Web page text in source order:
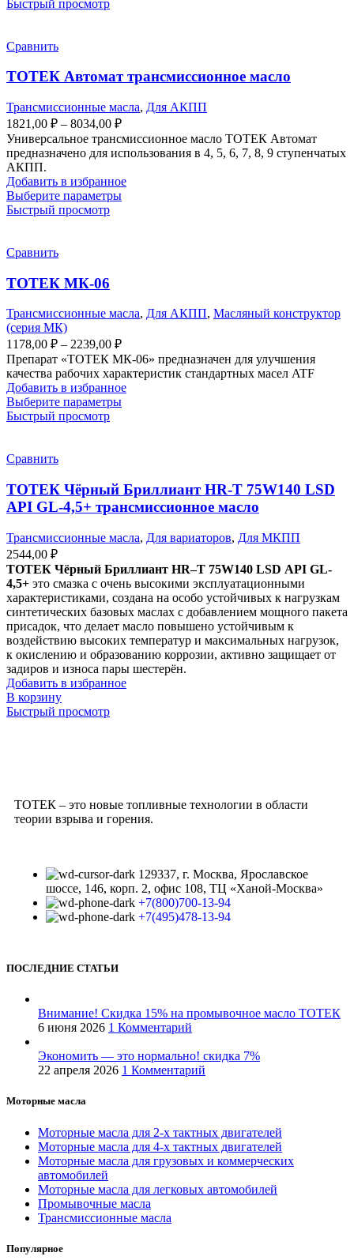
Быстрый просмотр
Сравнить
ТОТЕК Автомат трансмиссионное масло
Трансмиссионные масла, Для АКПП
1821,00 ₽ – 8034,00 ₽
Универсальное трансмиссионное масло ТОТЕК Автомат
предназначено для использования в 4, 5, 6, 7, 8, 9 ступенчатых
АКПП.
Добавить в избранное
Выберите параметры
Быстрый просмотр
Сравнить
ТОТЕК МК-06
Трансмиссионные масла, Для АКПП, Масляный конструктор
(серия МК)
1178,00 ₽ – 2239,00 ₽
Препарат «ТОТЕК МК-06» предназначен для улучшения
качества рабочих характеристик стандартных масел ATF
Добавить в избранное
Выберите параметры
Быстрый просмотр
Сравнить
ТОТЕК Чёрный Бриллиант HR-T 75W140 LSD
API GL-4,5+ трансмиссионное масло
Трансмиссионные масла, Для вариаторов, Для МКПП
2544,00 ₽
ТОТЕК Чёрный Бриллиант HR–T 75W140 LSD API GL-
4,5+ это смазка с очень высокими эксплуатационными
характеристиками, создана на особо устойчивых к нагрузкам
синтетических базовых маслах с добавлением мощного пакета
присадок, что делает масло повышено устойчивым к
воздействию высоких температур и максимальных нагрузок,
к окислению и образованию коррозии, активно защищает от
задиров и износа пары шестерён.
Добавить в избранное
В корзину
Быстрый просмотр
ТОТЕК – это новые топливные технологии в области
теории взрыва и горения.
129337, г. Москва, Ярославское
шоссе, 146, корп. 2, офис 108, ТЦ «Ханой-Москва»
+7(800)700-13-94
+7(495)478-13-94
ПОСЛЕДНИЕ СТАТЬИ
Внимание! Скидка 15% на промывочное масло ТОТЕК
6 июня 2026 1 Комментарий
Экономить — это нормально! скидка 7%
22 апреля 2026 1 Комментарий
Моторные масла
Моторные масла для 2-х тактных двигателей
Моторные масла для 4-х тактных двигателей
Моторные масла для грузовых и коммерческих
автомобилей
Моторные масла для легковых автомобилей
Промывочные масла
Трансмиссионные масла
Популярное